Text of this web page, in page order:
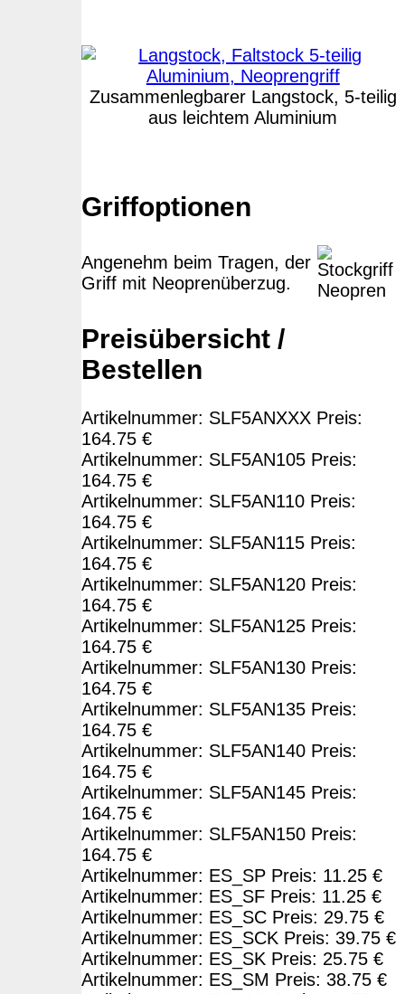
Zusammenlegbarer Langstock, 5-teilig
aus leichtem Aluminium
Griffoptionen
Angenehm beim Tragen, der
Griff mit Neoprenüberzug.
Preisübersicht /
Bestellen
Artikelnummer: SLF5ANXXX Preis:
164.75 €
Artikelnummer: SLF5AN105 Preis:
164.75 €
Artikelnummer: SLF5AN110 Preis:
164.75 €
Artikelnummer: SLF5AN115 Preis:
164.75 €
Artikelnummer: SLF5AN120 Preis:
164.75 €
Artikelnummer: SLF5AN125 Preis:
164.75 €
Artikelnummer: SLF5AN130 Preis:
164.75 €
Artikelnummer: SLF5AN135 Preis:
164.75 €
Artikelnummer: SLF5AN140 Preis:
164.75 €
Artikelnummer: SLF5AN145 Preis:
164.75 €
Artikelnummer: SLF5AN150 Preis:
164.75 €
Artikelnummer: ES_SP Preis: 11.25 €
Artikelnummer: ES_SF Preis: 11.25 €
Artikelnummer: ES_SC Preis: 29.75 €
Artikelnummer: ES_SCK Preis: 39.75 €
Artikelnummer: ES_SK Preis: 25.75 €
Artikelnummer: ES_SM Preis: 38.75 €